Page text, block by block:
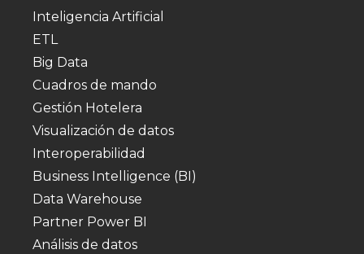
Inteligencia Artificial
ETL
Big Data
Cuadros de mando
Gestión Hotelera
Visualización de datos
Interoperabilidad
Business Intelligence (BI)
Data Warehouse
Partner Power BI
Análisis de datos